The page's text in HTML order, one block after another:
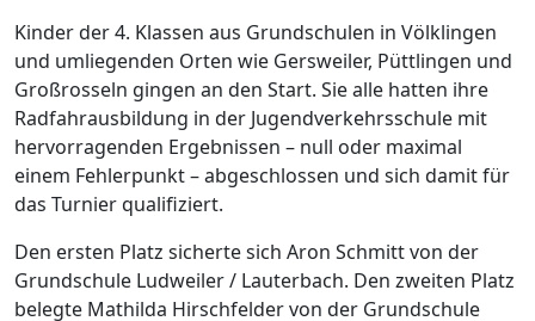
Kinder der 4. Klassen aus Grundschulen in Völklingen
und umliegenden Orten wie Gersweiler, Püttlingen und
Großrosseln gingen an den Start. Sie alle hatten ihre
Radfahrausbildung in der Jugendverkehrsschule mit
hervorragenden Ergebnissen – null oder maximal
einem Fehlerpunkt – abgeschlossen und sich damit für
das Turnier qualifiziert.
Den ersten Platz sicherte sich Aron Schmitt von der
Grundschule Ludweiler / Lauterbach. Den zweiten Platz
belegte Mathilda Hirschfelder von der Grundschule